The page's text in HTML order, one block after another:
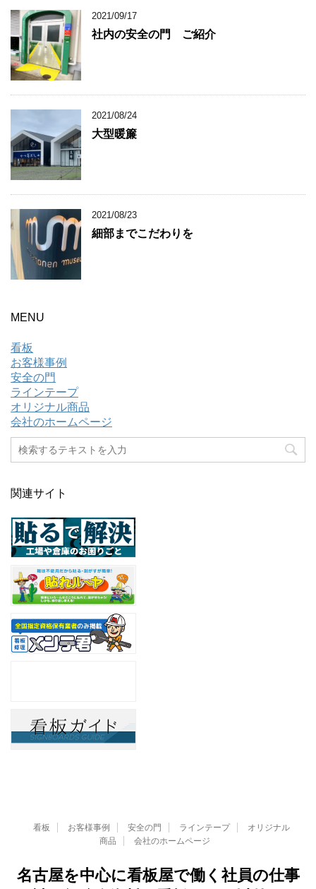
2021/09/17
社内の安全の門 ご紹介
2021/08/24
大型暖簾
2021/08/23
細部までこだわりを
MENU
看板
お客様事例
安全の門
ラインテープ
オリジナル商品
会社のホームページ
関連サイト
看板 お客様事例 安全の門 ラインテープ
オリジナル
商品
会社のホームページ
名古屋を中心に看板屋で働く社員の仕事